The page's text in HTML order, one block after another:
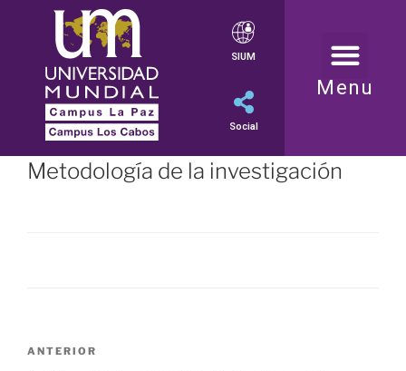
SIUM
Social
Menu
Metodología de la investigación
ANTERIOR